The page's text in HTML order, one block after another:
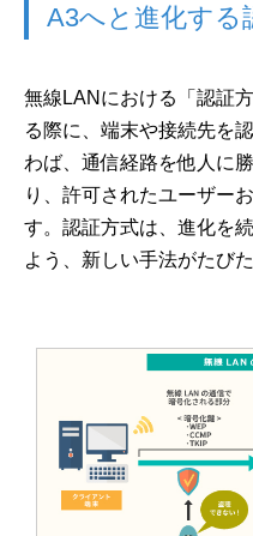
A3へと進化する
無線LANにおける「認証
る際に、端末や接続先を
わば、通信経路を他人に
り、許可されたユーザー
す。認証方式は、進化を
よう、新しい手法がたび